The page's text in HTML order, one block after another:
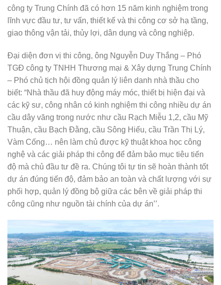
công ty Trung Chính đã có hơn 15 năm kinh nghiệm trong
lĩnh vực đầu tư, tư vấn, thiết kế và thi công cơ sở hạ tầng,
giao thông vận tải, thủy lợi, dân dụng và công nghiệp.
Đại diện đơn vị thi công, ông Nguyễn Duy Thắng – Phó
TGĐ công ty TNHH Thương mại & Xây dựng Trung Chính
– Phó chủ tịch hội đồng quản lý liên danh nhà thầu cho
biết: “Nhà thầu đã huy động máy móc, thiết bị hiện đại và
các kỹ sư, công nhân có kinh nghiệm thi công nhiều dự án
cầu dây văng trong nước như cầu Rạch Miễu 1,2, cầu Mỹ
Thuận, cầu Bạch Đằng, cầu Sông Hiếu, cầu Trần Thị Lý,
Vàm Cống… nên làm chủ được kỹ thuật khoa học công
nghệ và các giải pháp thi công để đảm bảo mục tiêu tiến
độ mà chủ đầu tư đề ra. Chúng tôi tự tin sẽ hoàn thành tốt
dự án đúng tiến độ, đảm bảo an toàn và chất lượng với sự
phối hợp, quản lý đồng bộ giữa các bên về giải pháp thi
công cũng như nguồn tài chính của dự án’’.